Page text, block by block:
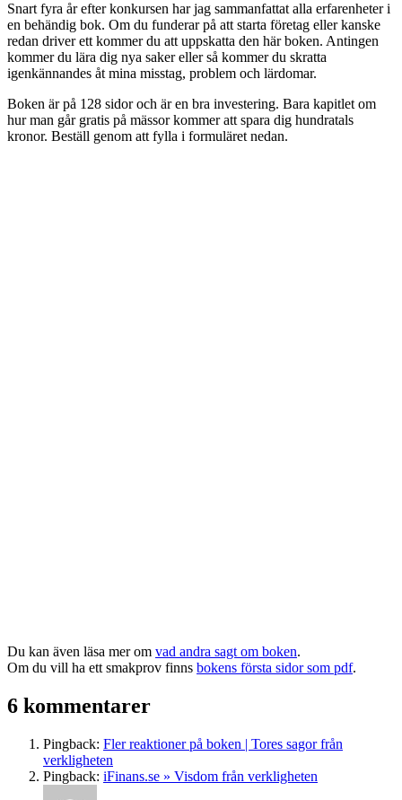
Snart fyra år efter konkursen har jag sammanfattat alla erfarenheter i
en behändig bok. Om du funderar på att starta företag eller kanske
redan driver ett kommer du att uppskatta den här boken. Antingen
kommer du lära dig nya saker eller så kommer du skratta
igenkännandes åt mina misstag, problem och lärdomar.
Boken är på 128 sidor och är en bra investering. Bara kapitlet om
hur man går gratis på mässor kommer att spara dig hundratals
kronor. Beställ genom att fylla i formuläret nedan.
Du kan även läsa mer om vad andra sagt om boken.
Om du vill ha ett smakprov finns bokens första sidor som pdf.
6 kommentarer
Pingback: Fler reaktioner på boken | Tores sagor från
verkligheten
Pingback: iFinans.se » Visdom från verkligheten